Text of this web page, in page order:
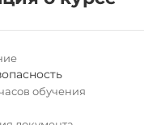
обучения